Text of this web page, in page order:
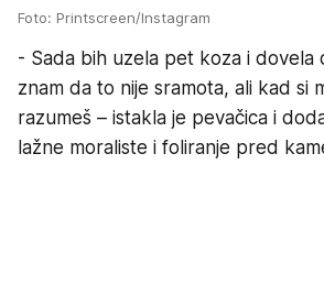
Foto: Printscreen/Instagram
- Sada bih uzela pet koza i dovela
znam da to nije sramota, ali kad si
razumeš – istakla je pevačica i
lažne moraliste i foliranje pred